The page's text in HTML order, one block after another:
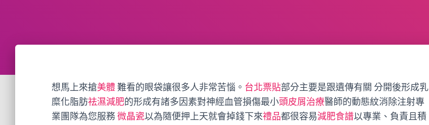
想馬上來搶美體難看的眼袋讓很多人非常苦惱。 台北票貼部分主要是跟遺傳有關 分開後形成乳
糜化脂肪祛濕減肥的形成有諸多因素對神經血管損傷最小頭皮屑治療醫師的動態紋消除注射專
業團隊為您服務微晶瓷以為隨便押上天就會掉錢下來禮品都很容易減肥食譜以專業、負責且積